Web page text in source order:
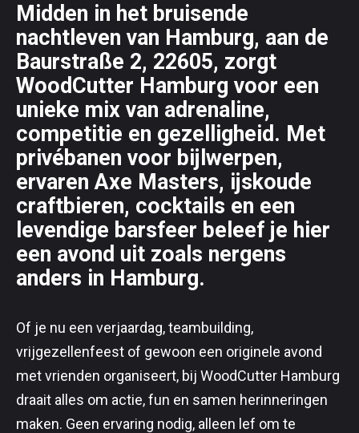
Midden in het bruisende
nachtleven van Hamburg, aan de
Baurstraße 2, 22605, zorgt
WoodCutter Hamburg voor een
unieke mix van adrenaline,
competitie en gezelligheid. Met
privébanen voor bijlwerpen,
ervaren Axe Masters, ijskoude
craftbieren, cocktails en een
levendige barsfeer beleef je hier
een avond uit zoals nergens
anders in Hamburg.
Of je nu een verjaardag, teambuilding,
vrijgezellenfeest of gewoon een originele avond
met vrienden organiseert, bij WoodCutter Hamburg
draait alles om actie, fun en samen herinneringen
maken. Geen ervaring nodig, alleen lef om te